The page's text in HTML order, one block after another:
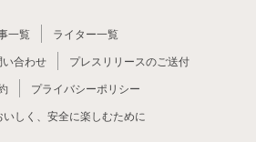
一覧
ライター一覧
い合わせ
プレスリリースのご送付
プライバシーポリシー
いしく、安全に楽しむために